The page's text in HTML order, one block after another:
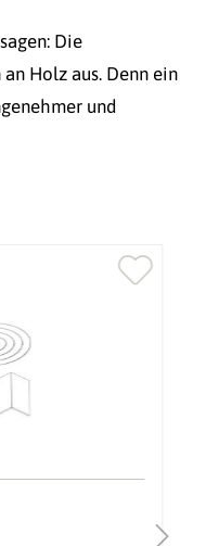
Die
Holz aus. Denn ein
und